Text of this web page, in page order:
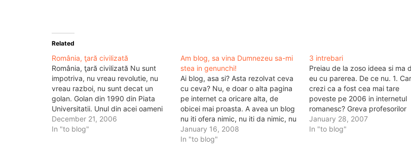
Related
România, ţară civilizată
România, ţară civilizată Nu sunt
impotriva, nu vreau revolutie, nu
vreau razboi, nu sunt decat un
golan. Golan din 1990 din Piata
Universitatii. Unul din acei oameni
care atunci aveau 19 - 20 de ani, si
strigau Jos Comunismul. Ei au fost
December 21, 2006
In "to blog"
Am blog, sa vina Dumnezeu sa-mi
stea in genunchi!
Ai blog, asa si? Asta rezolvat ceva
cu ceva? Nu, e doar o alta pagina
pe internet ca oricare alta, de
obicei mai proasta. A avea un blog
nu iti ofera nimic, nu iti da nimic, nu
castigi nimic din asta. Inseamna
doar o alta pagina de net,
January 16, 2008
In "to blog"
3 intrebari
Preiau de la zoso ideea si ma
eu cu parerea. De ce nu. 1.
crezi ca a fost cea mai tare
poveste pe 2006 in internetul
romanesc? Greva profesorilor
trimisa pe messenger, faptul ca
toata lumea si-a facut blog si
January 28, 2007
In "to blog"